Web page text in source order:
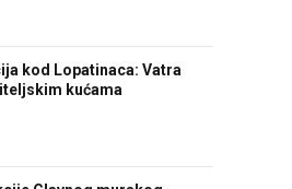
kod Lopatinaca: Vatra
kućama